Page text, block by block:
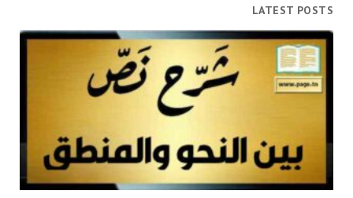
LATEST POSTS